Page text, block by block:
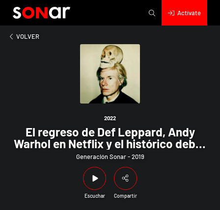
Actívate
VOLVER
2022
El regreso de Def Leppard, Andy
Warhol en Netflix y el histórico debut
de Motörhead en Chile
Generación Sonar - 2019
Escuchar Compartir
2022
de Def Leppard, Andy Warhol en Netflix y el histórico